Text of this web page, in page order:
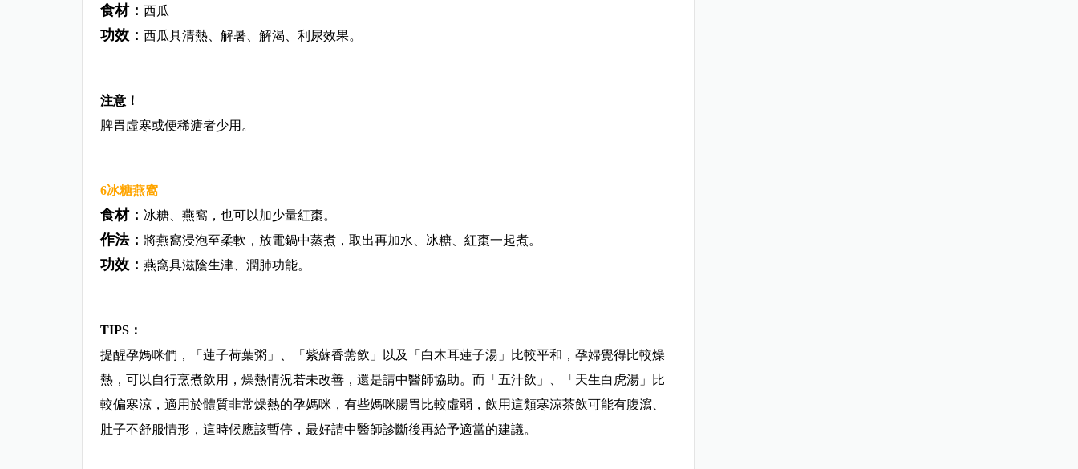
食材： 西瓜
功效： 西瓜具清熱、解暑、解渴、利尿效果。
注意！
脾胃虛寒或便稀溏者少用。
6冰糖燕窩
食材： 冰糖、燕窩，也可以加少量紅棗。
作法： 將燕窩浸泡至柔軟，放電鍋中蒸煮，取出再加水、冰糖、紅棗一起煮。
功效： 燕窩具滋陰生津、潤肺功能。
TIPS：
提醒孕媽咪們，「蓮子荷葉粥」、「紫蘇香薷飲」以及「白木耳蓮子湯」比較平和，孕婦覺得比較燥
熱，可以自行烹煮飲用，燥熱情況若未改善，還是請中醫師協助。而「五汁飲」、「天生白虎湯」比
較偏寒涼，適用於體質非常燥熱的孕媽咪，有些媽咪腸胃比較虛弱，飲用這類寒涼茶飲可能有腹瀉、
肚子不舒服情形，這時候應該暫停，最好請中醫師診斷後再給予適當的建議。